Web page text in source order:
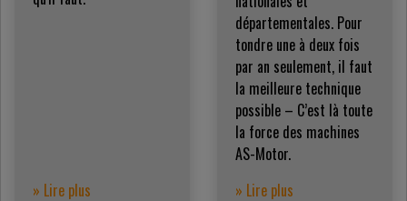
» Lire plus
départementales. Pour
tondre une à deux fois
par an seulement, il faut
la meilleure technique
possible – C’est là toute
la force des machines
AS-Motor.
» Lire plus